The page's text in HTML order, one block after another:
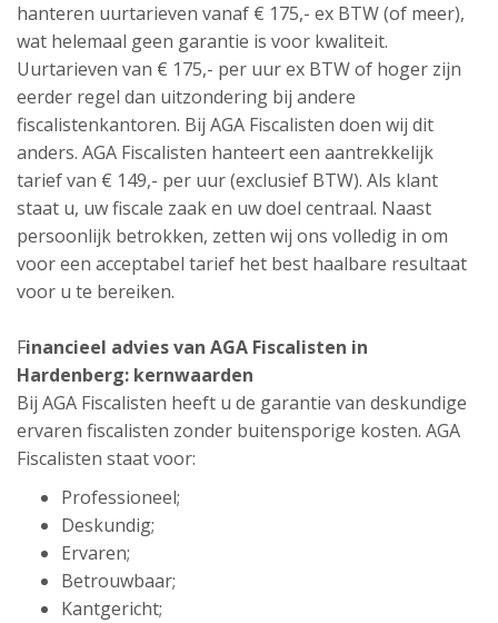
hanteren uurtarieven vanaf € 175,- ex BTW (of meer),
wat helemaal geen garantie is voor kwaliteit.
Uurtarieven van € 175,- per uur ex BTW of hoger zijn
eerder regel dan uitzondering bij andere
fiscalistenkantoren. Bij AGA Fiscalisten doen wij dit
anders. AGA Fiscalisten hanteert een aantrekkelijk
tarief van € 149,- per uur (exclusief BTW). Als klant
staat u, uw fiscale zaak en uw doel centraal. Naast
persoonlijk betrokken, zetten wij ons volledig in om
voor een acceptabel tarief het best haalbare resultaat
voor u te bereiken.
Financieel advies van AGA Fiscalisten in
Hardenberg: kernwaarden
Bij AGA Fiscalisten heeft u de garantie van deskundige
ervaren fiscalisten zonder buitensporige kosten. AGA
Fiscalisten staat voor:
Professioneel;
Deskundig;
Ervaren;
Betrouwbaar;
Kantgericht;